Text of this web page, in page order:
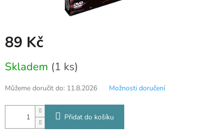
89 Kč
cena:
Skladem (1 ks)
Můžeme doručit do: 11.8.2026 Možnosti doručení
Přidat do košíku